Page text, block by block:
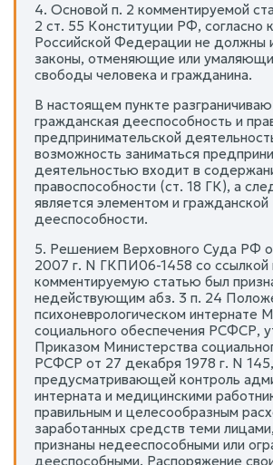
4. Основой п. 2 комментируемой
2 ст. 55 Конституции РФ, согласно
Российской Федерации не должны
законы, отменяющие или
свободы человека и гражданина.
В настоящем пункте
гражданская дееспособность и
предпринимательской
возможность заниматься
деятельностью входит в
правоспособности (ст. 18 ГК), а
является элементом и гражданской
дееспособности.
5. Решением Верховного Суда РФ
2007 г. N ГКПИ06-1458 со ссылкой
комментируемую статью был
недействующим абз. 3 п. 24
психоневрологическом интернате
социального обеспечения РСФСР,
Приказом Министерства
РСФСР от 27 декабря 1978 г. N 145,
предусматривающей контроль
интерната и медицинскими
правильным и целесообразным
заработанных средств теми
признаны недееспособными или
дееспособными. Распоряжение